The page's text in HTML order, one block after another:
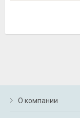
О компании